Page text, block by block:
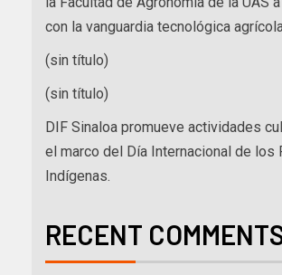
con la vanguardia tecnológica
(sin título)
(sin título)
DIF Sinaloa promueve actividades
el marco del Día Internacional de los
Indígenas.
RECENT